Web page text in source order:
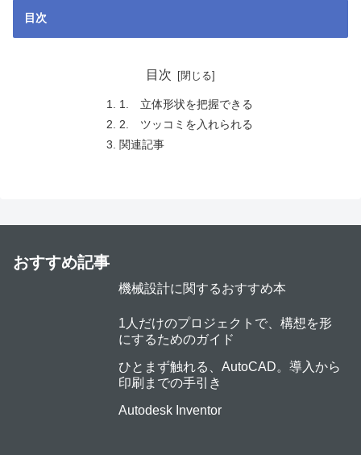
目次
目次
1. 立体形状を把握できる
2. ツッコミを入れられる
関連記事
おすすめ記事
機械設計に関するおすすめ本
1人だけのプロジェクトで、構想を形
にするためのガイド
ひとまず触れる、AutoCAD。導入から
印刷までの手引き
Autodesk Inventor